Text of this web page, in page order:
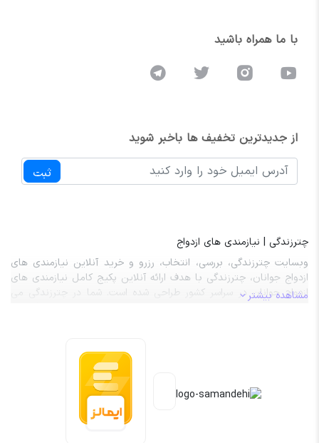
با ما همراه باشید
از جدیدترین تخفیف ها باخبر شوید
ثبت
چترزندگی | نیازمندی های ازدواج
وبسایت چترزندگی، بررسی، انتخاب، رزرو و خرید آنلاین نیازمندی های
ازدواج جوانان، چترزندگی با هدف ارائه آنلاین پکیج کامل نیازمندی های
ازدواج جوانان در سراسر کشور طراحی شده است. شما در چترزندگی می
آنلاین پردخت نمایید. کلیه خدمات و محصولات موجود در چترزندگی با
مشاهده بیشتر